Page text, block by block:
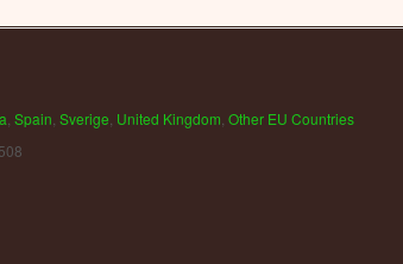
Spain Sverige United Kingdom Other EU Countries